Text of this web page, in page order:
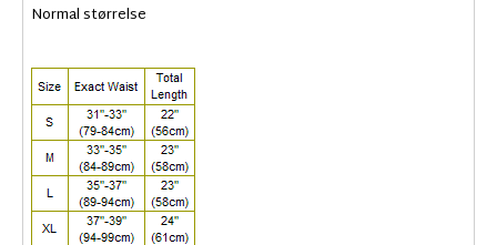
Normal størrelse